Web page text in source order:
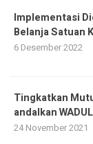
Implementasi
Belanja Satuan
6 Desember 2022
Tingkatkan
andalkan
24 November 2021